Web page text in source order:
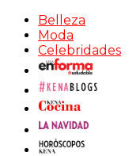
Belleza
Moda
Celebridades